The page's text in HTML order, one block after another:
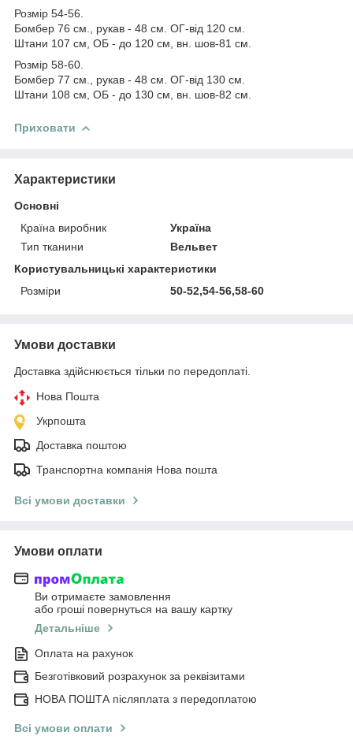
Розмір 54-56.
Бомбер 76 см., рукав - 48 см. ОГ-від 120 см.
Штани 107 см, ОБ - до 120 см, вн. шов-81 см.
Розмір 58-60.
Бомбер 77 см., рукав - 48 см. ОГ-від 130 см.
Штани 108 см, ОБ - до 130 см, вн. шов-82 см.
Приховати
Характеристики
Основні
Країна виробник
Україна
Тип тканини
Вельвет
Користувальницькі характеристики
Розміри
50-52,54-56,58-60
Умови доставки
Доставка здійснюється тільки по передоплаті.
Нова Пошта
Укрпошта
Доставка поштою
Транспортна компанія Нова пошта
Всі умови доставки
Умови оплати
Ви отримаєте замовлення
або гроші повернуться на вашу картку
Детальніше
Оплата на рахунок
Безготівковий розрахунок за реквізитами
НОВА ПОШТА післяплата з передоплатою
Всі умови оплати